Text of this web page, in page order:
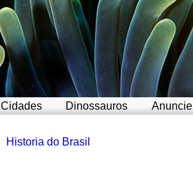
Cidades Dinossauros Anuncie
Historia do Brasil